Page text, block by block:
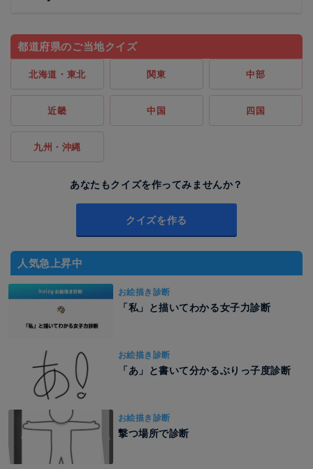
都道府県のご当地クイズ
北海道・東北 関東 中部
近畿 中国 四国
九州・沖縄
あなたもクイズを作ってみませんか？
クイズを作る
人気急上昇中
お絵描き診断
「私」と描いてわかる女子力診断
お絵描き診断
「あ」と書いて分かるぶりっ子度診断
お絵描き診断
撃つ場所で診断